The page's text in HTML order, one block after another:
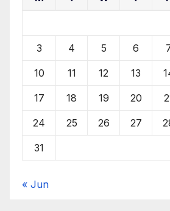
3 4 5 6
10 11 12 13
17 18 19 20
24 25 26 27
31
« Jun